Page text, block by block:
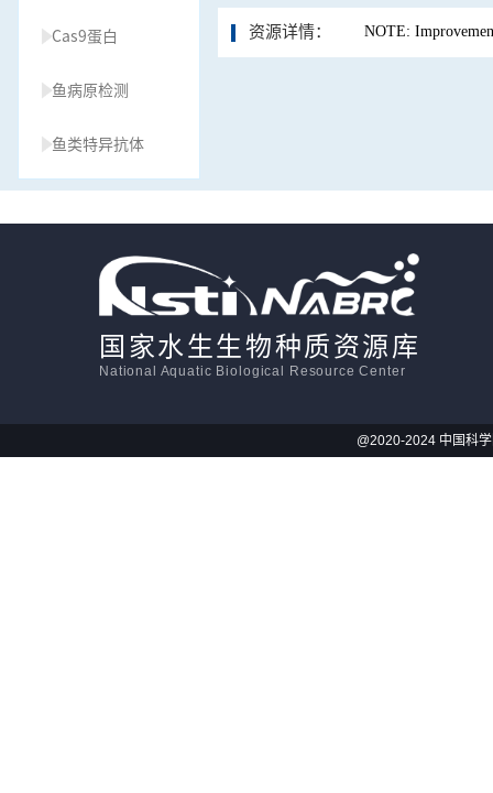
Cas9蛋白
鱼病原检测
鱼类特异抗体
活体影像学
显微注射
资源详情： NOTE:
国家水生生物种质资源库
National Aquatic Biological Resource Center
@2020-2024 中国科